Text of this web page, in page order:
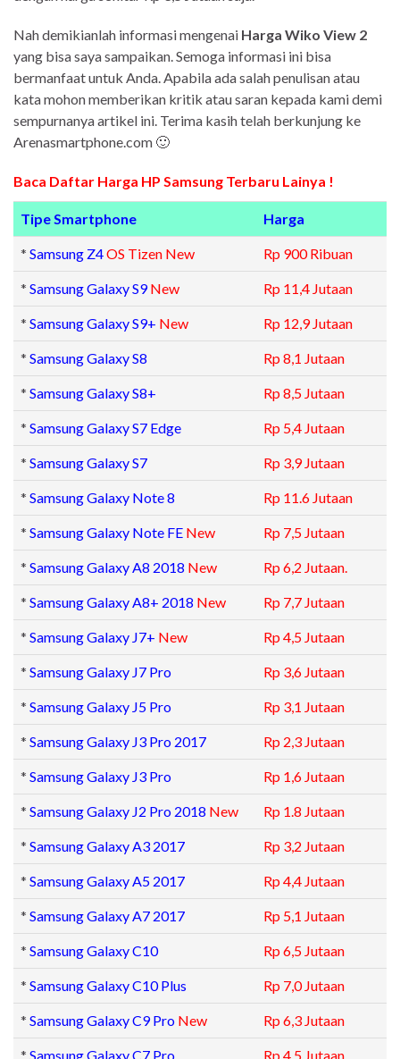
Nah demikianlah informasi mengenai Harga Wiko View 2
yang bisa saya sampaikan. Semoga informasi ini bisa
bermanfaat untuk Anda. Apabila ada salah penulisan atau
kata mohon memberikan kritik atau saran kepada kami demi
sempurnanya artikel ini. Terima kasih telah berkunjung ke
Arenasmartphone.com 🙂
Baca Daftar Harga HP Samsung Terbaru Lainya !
Tipe Smartphone Harga
* Samsung Z4OS Tizen New Rp 900 Ribuan
* Samsung Galaxy S9 New Rp 11,4 Jutaan
* Samsung Galaxy S9+ New Rp 12,9 Jutaan
* Samsung Galaxy S8 Rp 8,1 Jutaan
* Samsung Galaxy S8+ Rp 8,5 Jutaan
* Samsung Galaxy S7 Edge Rp 5,4 Jutaan
* Samsung Galaxy S7 Rp 3,9 Jutaan
* Samsung Galaxy Note 8 Rp 11.6 Jutaan
* Samsung Galaxy Note FE New Rp 7,5 Jutaan
* Samsung Galaxy A8 2018 New Rp 6,2 Jutaan.
* Samsung Galaxy A8+ 2018 New Rp 7,7 Jutaan
* Samsung Galaxy J7+ New Rp 4,5 Jutaan
* Samsung Galaxy J7 Pro Rp 3,6 Jutaan
* Samsung Galaxy J5 Pro Rp 3,1 Jutaan
* Samsung Galaxy J3 Pro 2017 Rp 2,3 Jutaan
* Samsung Galaxy J3 Pro Rp 1,6 Jutaan
* Samsung Galaxy J2 Pro 2018 New Rp 1.8 Jutaan
* Samsung Galaxy A3 2017 Rp 3,2 Jutaan
* Samsung Galaxy A5 2017 Rp 4,4 Jutaan
* Samsung Galaxy A7 2017 Rp 5,1 Jutaan
* Samsung Galaxy C10 Rp 6,5 Jutaan
* Samsung Galaxy C10 Plus Rp 7,0 Jutaan
* Samsung Galaxy C9 Pro New Rp 6,3 Jutaan
* Samsung Galaxy C7 Pro Rp 4,5 Jutaan